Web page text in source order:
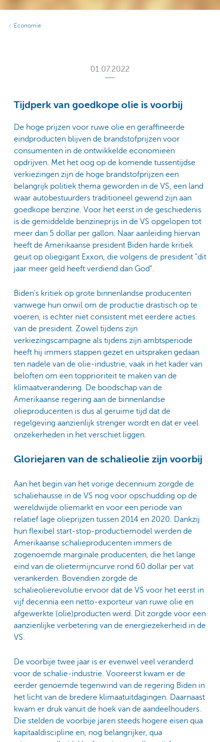
Economie
01.07.2022
Tijdperk van goedkope olie is voorbij
De hoge prijzen voor ruwe olie en geraffineerde
eindproducten blijven de brandstofprijzen voor
consumenten in de ontwikkelde economieën
opdrijven. Met het oog op de komende tussentijdse
verkiezingen zijn de hoge brandstofprijzen een
belangrijk politiek thema geworden in de VS, een land
waar autobestuurders traditioneel gewend zijn aan
goedkope benzine. Voor het eerst in de geschiedenis
is de gemiddelde benzineprijs in de VS opgelopen tot
meer dan 5 dollar per gallon. Naar aanleiding hiervan
heeft de Amerikaanse president Biden harde kritiek
geuit op oliegigant Exxon, die volgens de president "dit
jaar meer geld heeft verdiend dan God".
Biden’s kritiek op grote binnenlandse producenten
vanwege hun onwil om de productie drastisch op te
voeren, is echter niet consistent met eerdere acties
van de president. Zowel tijdens zijn
verkiezingscampagne als tijdens zijn ambtsperiode
heeft hij immers stappen gezet en uitspraken gedaan
ten nadele van de olie-industrie, vaak in het kader van
beloften om een topprioriteit te maken van de
klimaatverandering. De boodschap van de
Amerikaanse regering aan de binnenlandse
olieproducenten is dus al geruime tijd dat de
regelgeving aanzienlijk strenger wordt en dat er veel
onzekerheden in het verschiet liggen.
Gloriejaren van de schalieolie zijn voorbij
Aan het begin van het vorige decennium zorgde de
schaliehausse in de VS nog voor opschudding op de
wereldwijde oliemarkt en voor een periode van
relatief lage olieprijzen tussen 2014 en 2020. Dankzij
hun flexibel start-stop-productiemodel werden de
Amerikaanse schalieproducenten immers de
zogenoemde marginale producenten, die het lange
eind van de olietermijncurve rond 60 dollar per vat
verankerden. Bovendien zorgde de
schalieolierevolutie ervoor dat de VS voor het eerst in
vijf decennia een netto-exporteur van ruwe olie en
afgewerkte (olie)producten werd. Dit zorgde voor een
aanzienlijke verbetering van de energiezekerheid in de
VS.
De voorbije twee jaar is er evenwel veel veranderd
voor de schalie-industrie. Vooreerst kwam er de
eerder genoemde tegenwind van de regering Biden in
het licht van de bredere klimaatuitdagingen. Daarnaast
kwam er druk vanuit de hoek van de aandeelhouders.
Die stelden de voorbije jaren steeds hogere eisen qua
kapitaaldiscipline en, nog belangrijker, qua